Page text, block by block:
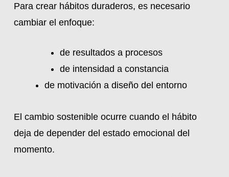
Para crear hábitos duraderos, es necesario
cambiar el enfoque:
de resultados a procesos
de intensidad a constancia
de motivación a diseño del entorno
El cambio sostenible ocurre cuando el hábito
deja de depender del estado emocional del
momento.